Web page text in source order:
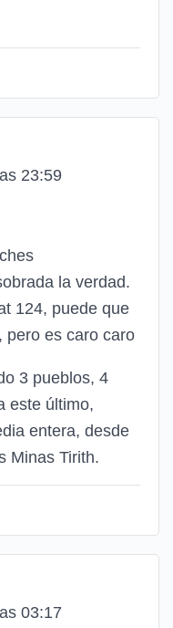
23:59
la verdad.
124, puede que
pero es caro caro
3 pueblos, 4
este último,
entera, desde
Minas Tirith.
03:17